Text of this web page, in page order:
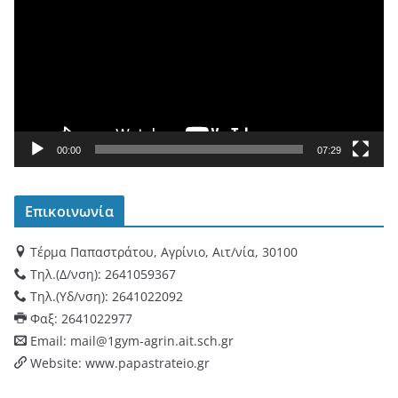
Α
ν
α
ρ
α
γ
ω
γ
00:00 07:29
Επικοινωνία
Τέρμα Παπαστράτου, Αγρίνιο, Αιτ/νία, 30100
Τηλ.(Δ/νση): 2641059367
Τηλ.(Υδ/νση): 2641022092
Φαξ: 2641022977
Email: mail@1gym-agrin.ait.sch.gr
Website: www.papastrateio.gr